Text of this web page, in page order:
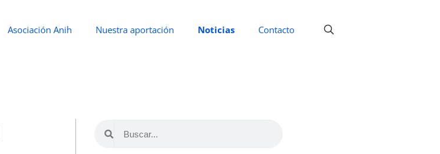
Asociación Anih Nuestra aportación Noticias Contacto